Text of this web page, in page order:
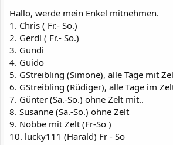
Hallo, werde mein Enkel mitnehmen.
1. Chris ( Fr.- So.)
2. Gerdl ( Fr.- So.)
3. Gundi
4. Guido
5. GStreibling (Simone), alle Tage mit
6. GStreibling (Rüdiger), alle Tage im
7. Günter (Sa.-So.) ohne Zelt mit..
8. Susanne (Sa.-So.) ohne Zelt
9. Nobbe mit Zelt (Fr-So )
10. lucky111 (Harald) Fr - So